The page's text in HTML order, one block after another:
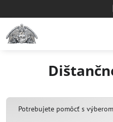
Potrebujete pomôcť s